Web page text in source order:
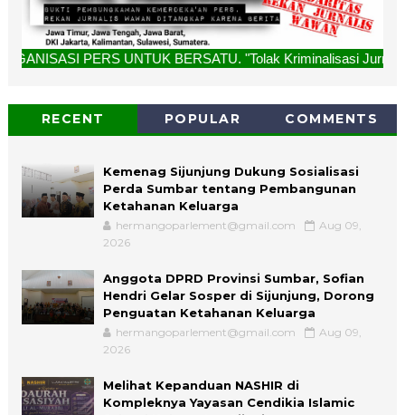
UNTUK BERSATU. "Tolak Kriminalisasi Jurnalis, Rekan
RECENT POPULAR COMMENTS
Kemenag Sijunjung Dukung Sosialisasi
Perda Sumbar tentang Pembangunan
Ketahanan Keluarga
hermangoparlement@gmail.com
Aug 09,
2026
Anggota DPRD Provinsi Sumbar, Sofian
Hendri Gelar Sosper di Sijunjung, Dorong
Penguatan Ketahanan Keluarga
hermangoparlement@gmail.com
Aug 09,
2026
Melihat Kepanduan NASHIR di
Kompleknya Yayasan Cendikia Islamic